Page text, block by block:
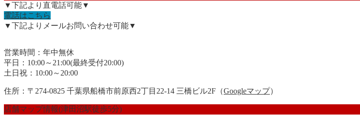
▼下記より直電話可能▼
電話はこちら
▼下記よりメールお問い合わせ可能▼
営業時間：年中無休
平日：10:00～21:00(最終受付20:00)
土日祝：10:00～20:00
住所：〒274-0825 千葉県船橋市前原西2丁目22-14 三橋ビル2F（Googleマップ）
店舗マップ情報(津田沼駅徒歩5分)